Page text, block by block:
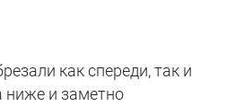
как спереди, так и
ниже и заметно